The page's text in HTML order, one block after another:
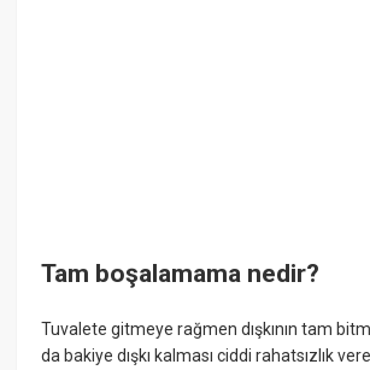
Tam boşalamama nedir?
Tuvalete gitmeye rağmen dışkının tam
da bakiye dışkı kalması ciddi rahatsızlık